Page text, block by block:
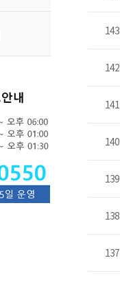
143
142
141
140
139
138
137